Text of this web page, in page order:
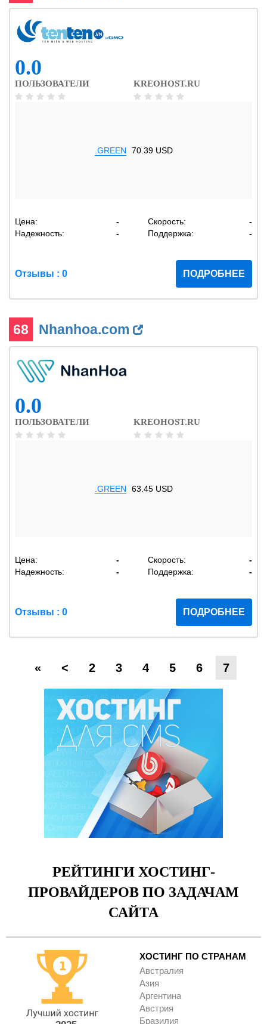
0.0
ПОЛЬЗОВАТЕЛИ KREOHOST.RU
.GREEN 70.39 USD
Цена: - Скорость:
-
Надежность:
- Поддержка: -
Отзывы : 0 ПОДРОБНЕЕ
68 Nhanhoa.com
0.0
ПОЛЬЗОВАТЕЛИ KREOHOST.RU
.GREEN 63.45 USD
Цена: - Скорость:
-
Надежность:
- Поддержка: -
Отзывы : 0 ПОДРОБНЕЕ
« < 2 3 4 5 6 7
РЕЙТИНГИ ХОСТИНГ-
ПРОВАЙДЕРОВ ПО ЗАДАЧАМ
САЙТА
ХОСТИНГ ПО СТРАНАМ
Австралия
Азия
Аргентина
Австрия
Бразилия